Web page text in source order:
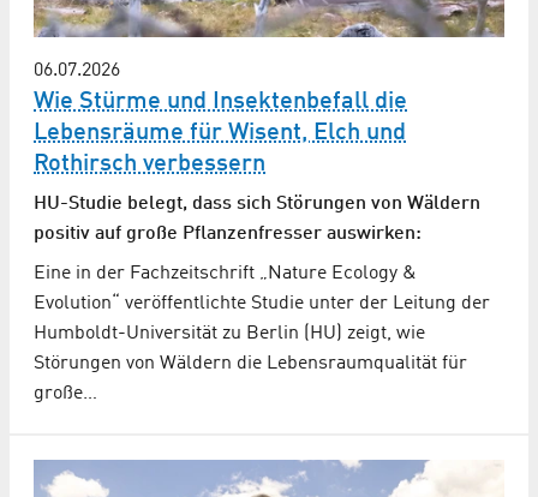
06.07.2026
Wie Stürme und Insektenbefall die
Lebensräume für Wisent, Elch und
Rothirsch verbessern
HU-Studie belegt, dass sich Störungen von Wäldern
positiv auf große Pflanzenfresser auswirken:
Eine in der Fachzeitschrift „Nature Ecology &
Evolution“ veröffentlichte Studie unter der Leitung der
Humboldt-Universität zu Berlin (HU) zeigt, wie
Störungen von Wäldern die Lebensraumqualität für
große…